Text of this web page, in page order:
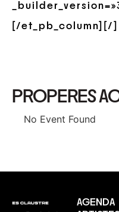
[/et_pb_column][/]
PROPERES
No Event Found
AGENDA